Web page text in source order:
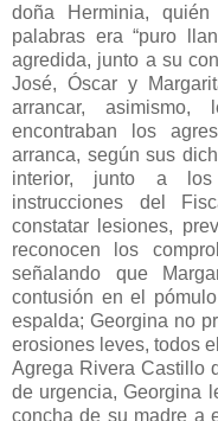
doña Herminia,
palabras era “puro
agredida, junto a su
José, Óscar y
arrancar,
encontraban los
arranca, según sus
interior, junto a los
instrucciones del
constatar lesiones,
reconocen los
señalando que
contusión en el
espalda; Georgina no
erosiones leves, todos
Agrega Rivera Castillo
de urgencia, Georgina
concha de su madre a